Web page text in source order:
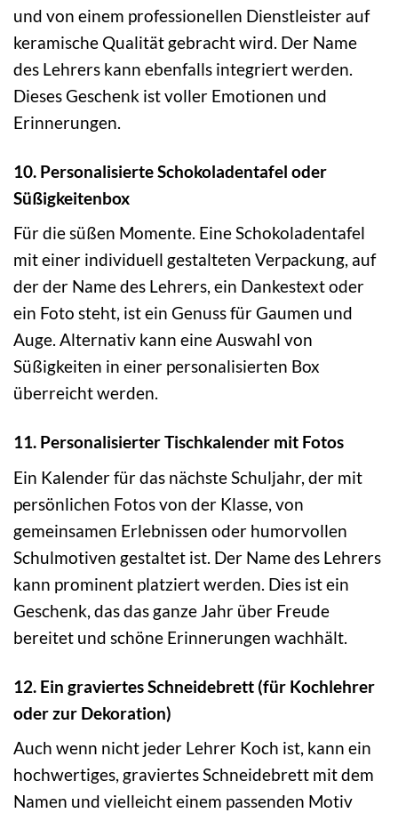
und von einem professionellen Dienstleister auf
keramische Qualität gebracht wird. Der Name
des Lehrers kann ebenfalls integriert werden.
Dieses Geschenk ist voller Emotionen und
Erinnerungen.
10. Personalisierte Schokoladentafel oder
Süßigkeitenbox
Für die süßen Momente. Eine Schokoladentafel
mit einer individuell gestalteten Verpackung, auf
der der Name des Lehrers, ein Dankestext oder
ein Foto steht, ist ein Genuss für Gaumen und
Auge. Alternativ kann eine Auswahl von
Süßigkeiten in einer personalisierten Box
überreicht werden.
11. Personalisierter Tischkalender mit Fotos
Ein Kalender für das nächste Schuljahr, der mit
persönlichen Fotos von der Klasse, von
gemeinsamen Erlebnissen oder humorvollen
Schulmotiven gestaltet ist. Der Name des Lehrers
kann prominent platziert werden. Dies ist ein
Geschenk, das das ganze Jahr über Freude
bereitet und schöne Erinnerungen wachhält.
12. Ein graviertes Schneidebrett (für Kochlehrer
oder zur Dekoration)
Auch wenn nicht jeder Lehrer Koch ist, kann ein
hochwertiges, graviertes Schneidebrett mit dem
Namen und vielleicht einem passenden Motiv